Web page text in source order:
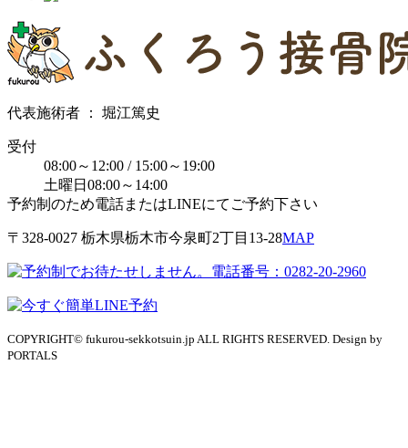
代表施術者 ： 堀江篤史
受付
08:00～12:00 / 15:00～19:00
土曜日08:00～14:00
予約制のため電話またはLINEにてご予約下さい
〒328-0027 栃⽊県栃⽊市今泉町2丁目13-28MAP
COPYRIGHT© fukurou-sekkotsuin.jp ALL RIGHTS RESERVED. Design by
PORTALS